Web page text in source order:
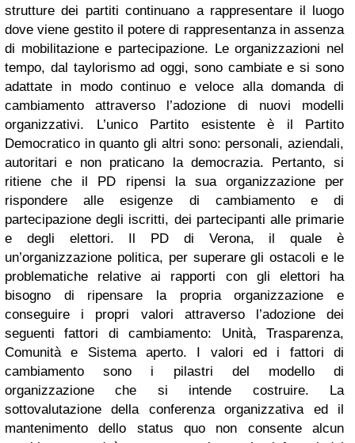
strutture dei partiti continuano a rappresentare il luogo
dove viene gestito il potere di rappresentanza in assenza
di mobilitazione e partecipazione. Le organizzazioni nel
tempo, dal taylorismo ad oggi, sono cambiate e si sono
adattate in modo continuo e veloce alla domanda di
cambiamento attraverso l’adozione di nuovi modelli
organizzativi. L’unico Partito esistente è il Partito
Democratico in quanto gli altri sono: personali, aziendali,
autoritari e non praticano la democrazia. Pertanto, si
ritiene che il PD ripensi la sua organizzazione per
rispondere alle esigenze di cambiamento e di
partecipazione degli iscritti, dei partecipanti alle primarie
e degli elettori. Il PD di Verona, il quale è
un’organizzazione politica, per superare gli ostacoli e le
problematiche relative ai rapporti con gli elettori ha
bisogno di ripensare la propria organizzazione e
conseguire i propri valori attraverso l’adozione dei
seguenti fattori di cambiamento: Unità, Trasparenza,
Comunità e Sistema aperto. I valori ed i fattori di
cambiamento sono i pilastri del modello di
organizzazione che si intende costruire. La
sottovalutazione della conferenza organizzativa ed il
mantenimento dello status quo non consente alcun